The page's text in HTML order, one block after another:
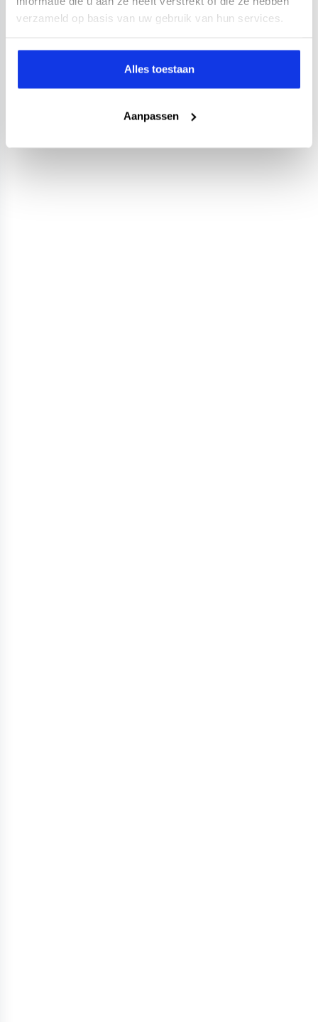
verzameld op basis van uw gebruik van hun services.
Alles toestaan
Aanpassen